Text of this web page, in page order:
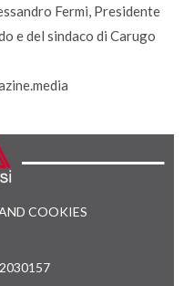
Fermi, Presidente
e del sindaco di Carugo
COOKIES